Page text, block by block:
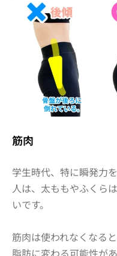
筋肉
学生時代、特に瞬発力
人は、太ももやふくら
いです。
筋肉は使われなくなる
脂肪に変わる可能性が